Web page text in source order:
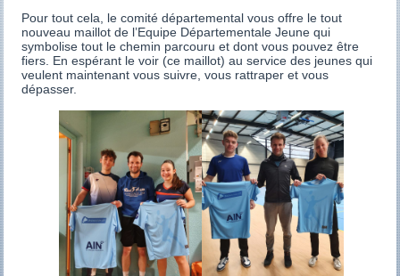
Pour tout cela, le comité départemental vous offre le tout
nouveau maillot de l’Equipe Départementale Jeune qui
symbolise tout le chemin parcouru et dont vous pouvez être
fiers. En espérant le voir (ce maillot) au service des jeunes qui
veulent maintenant vous suivre, vous rattraper et vous
dépasser.